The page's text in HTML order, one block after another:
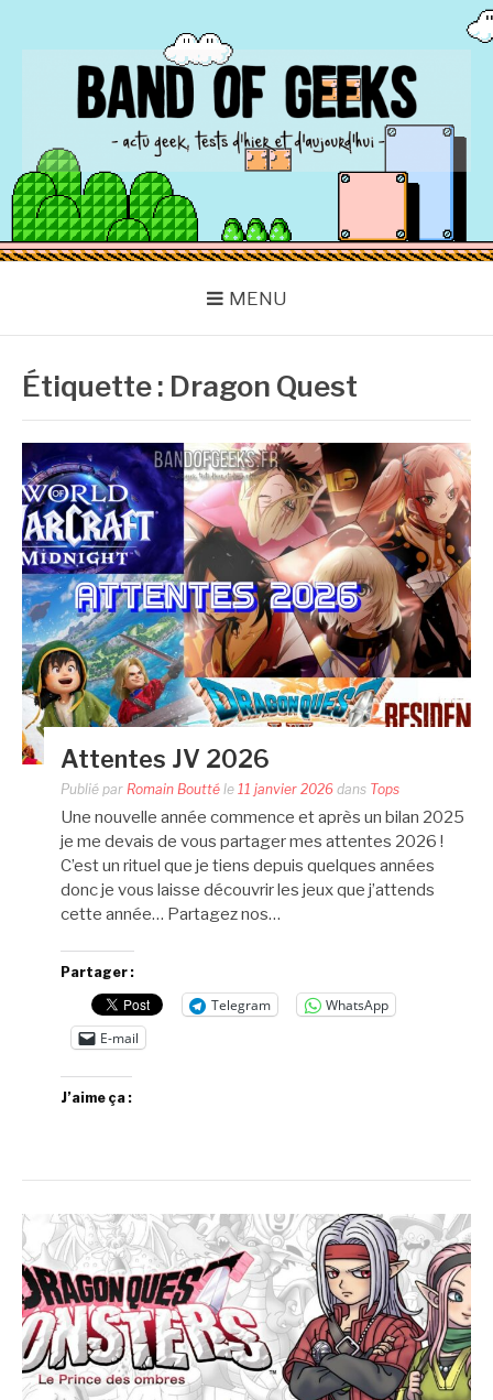
BAND OF GEEKS
Actu Geek d'hier et d'aujourd'hui
MENU
Étiquette : Dragon Quest
Attentes JV 2026
Publié par Romain Boutté le 11 janvier 2026 dans Tops
Une nouvelle année commence et après un bilan 2025
je me devais de vous partager mes attentes 2026 !
C’est un rituel que je tiens depuis quelques années
donc je vous laisse découvrir les jeux que j’attends
cette année… Partagez nos…
Partager :
Telegram
WhatsApp
E-mail
J’aime ça :